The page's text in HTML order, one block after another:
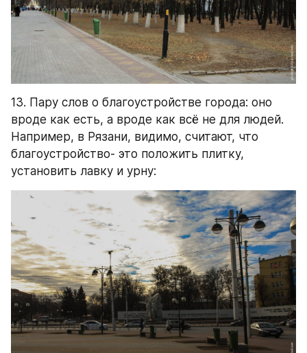
13. Пару слов о благоустройстве города: оно
вроде как есть, а вроде как всё не для людей.
Например, в Рязани, видимо, считают, что
благоустройство- это положить плитку,
установить лавку и урну: